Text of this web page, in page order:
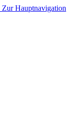
Zur Hauptnavigation